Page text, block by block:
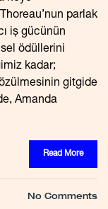
parlak
iş gücünün
ödüllerini
kadar;
gitgide
Amanda
Read More
No Comments